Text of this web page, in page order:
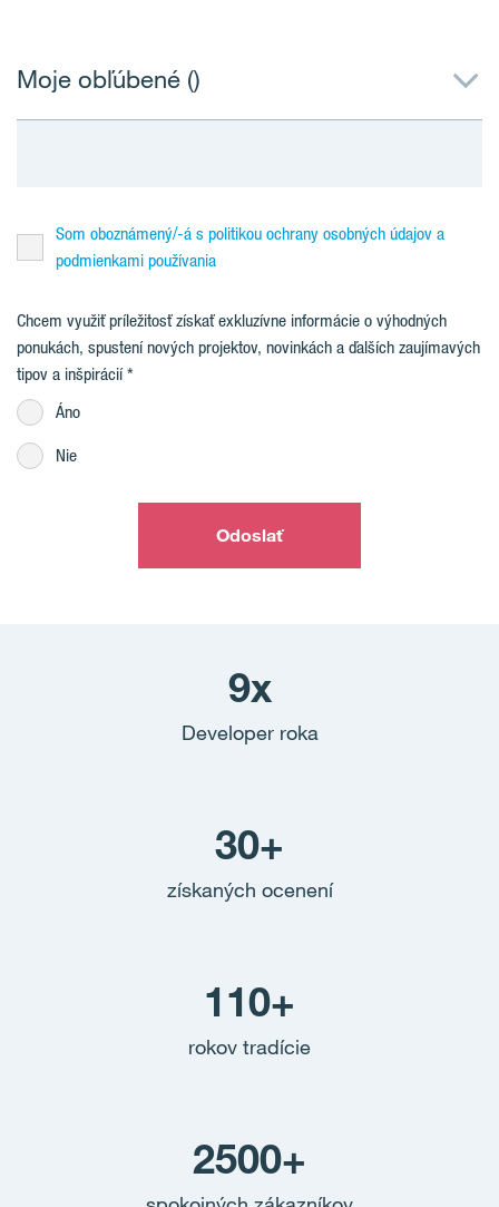
Moje obľúbené ()
Som oboznámený/-á s politikou ochrany osobných údajov a
podmienkami používania
Chcem využiť príležitosť získať exkluzívne informácie o výhodných
ponukách, spustení nových projektov, novinkách a ďalších zaujímavých
tipov a inšpirácií
Áno
Nie
Odoslať
9x
Developer roka
30+
získaných ocenení
110+
rokov tradície
2500+